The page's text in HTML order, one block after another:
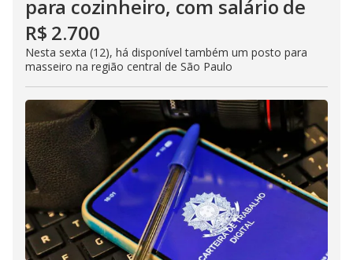
para cozinheiro, com salário de
R$ 2.700
Nesta sexta (12), há disponível também um posto para
masseiro na região central de São Paulo